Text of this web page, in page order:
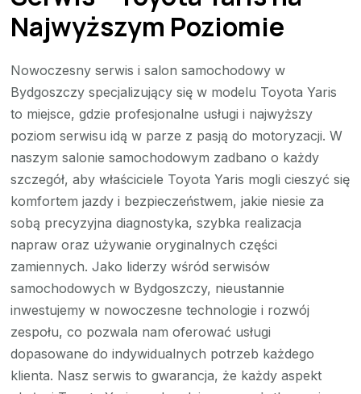
Najwyższym Poziomie
Nowoczesny serwis i salon samochodowy w
Bydgoszczy specjalizujący się w modelu Toyota Yaris
to miejsce, gdzie profesjonalne usługi i najwyższy
poziom serwisu idą w parze z pasją do motoryzacji. W
naszym salonie samochodowym zadbano o każdy
szczegół, aby właściciele Toyota Yaris mogli cieszyć się
komfortem jazdy i bezpieczeństwem, jakie niesie za
sobą precyzyjna diagnostyka, szybka realizacja
napraw oraz używanie oryginalnych części
zamiennych. Jako liderzy wśród serwisów
samochodowych w Bydgoszczy, nieustannie
inwestujemy w nowoczesne technologie i rozwój
zespołu, co pozwala nam oferować usługi
dopasowane do indywidualnych potrzeb każdego
klienta. Nasz serwis to gwarancja, że każdy aspekt